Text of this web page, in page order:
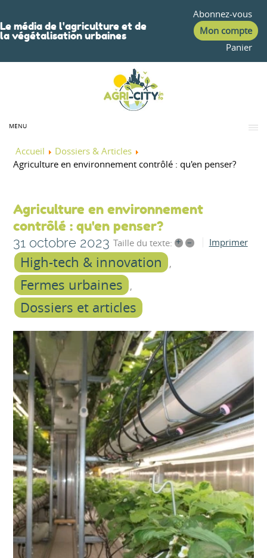
Le média de l'agriculture et de
la végétalisation urbaines
Abonnez-vous
Mon compte
Panier
MENU
Accueil
Dossiers & Articles
Agriculture en environnement contrôlé : qu'en penser?
Agriculture en environnement
contrôlé : qu'en penser?
31 octobre 2023 Taille du texte: + – Imprimer
High-tech & innovation
Fermes urbaines
Dossiers et articles